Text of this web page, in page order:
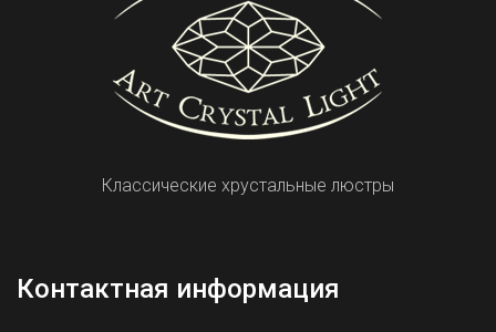
Классические хрустальные люстры
Контактная информация